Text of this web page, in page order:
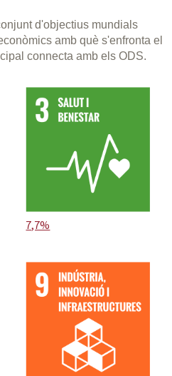
d'objectius mundials
amb què s'enfronta el
connecta amb els ODS.
7,7%